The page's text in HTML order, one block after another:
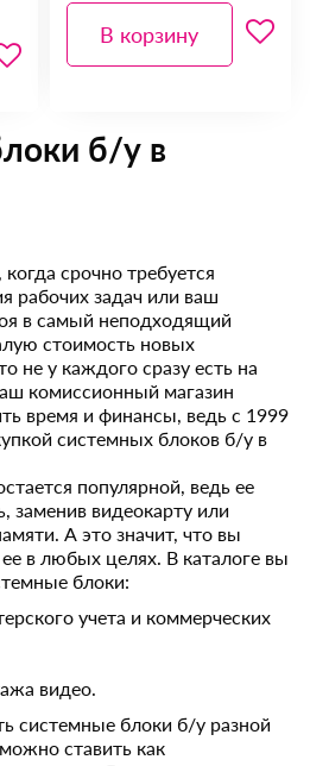
В корзину
б/у в
срочно требуется
рабочих задач или ваш
в самый неподходящий
стоимость новых
не у каждого сразу есть на
комиссионный магазин
время и финансы, ведь с 1999
системных блоков б/у в
популярной, ведь ее
заменив видеокарту или
А это значит, что вы
в любых целях. В каталоге вы
блоки:
учета и коммерческих
видео.
системные блоки б/у разной
ставить как